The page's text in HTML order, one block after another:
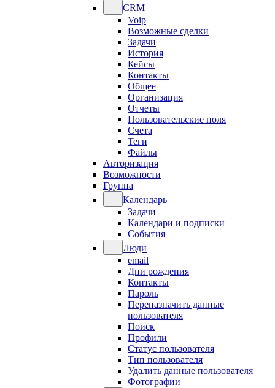
CRM
Voip
Возможные сделки
Задачи
История
Кейсы
Контакты
Общее
Организация
Отчеты
Пользовательские поля
Счета
Теги
Файлы
Авторизация
Возможности
Группа
Календарь
Задачи
Календари и подписки
События
Люди
email
Дни рождения
Контакты
Пароль
Переназначить данные
пользователя
Поиск
Профили
Статус пользователя
Тип пользователя
Удалить данные пользователя
Фотографии